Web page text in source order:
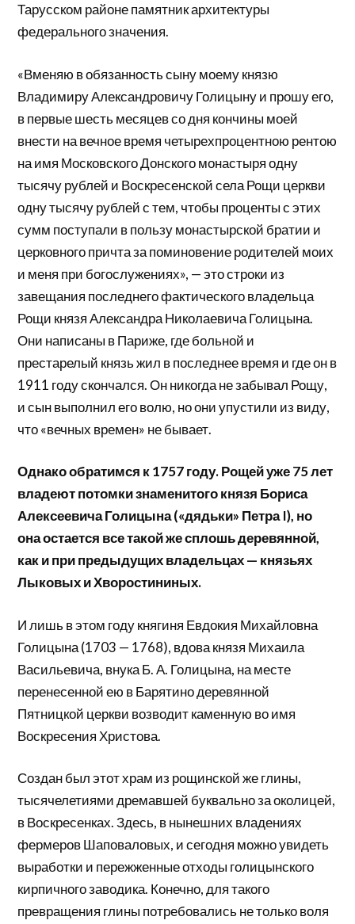
Тарусском районе памятник архитектуры
федерального значения.
«Вменяю в обязанность сыну моему князю
Владимиру Александровичу Голицыну и прошу его,
в первые шесть месяцев со дня кончины моей
внести на вечное время четырехпроцентною рентою
на имя Московского Донского монастыря одну
тысячу рублей и Воскресенской села Рощи церкви
одну тысячу рублей с тем, чтобы проценты с этих
сумм поступали в пользу монастырской братии и
церковного причта за поминовение родителей моих
и меня при богослужениях», — это строки из
завещания последнего фактического владельца
Рощи князя Александра Николаевича Голицына.
Они написаны в Париже, где больной и
престарелый князь жил в последнее время и где он в
1911 году скончался. Он никогда не забывал Рощу,
и сын выполнил его волю, но они упустили из виду,
что «вечных времен» не бывает.
Однако обратимся к 1757 году. Рощей уже 75 лет
владеют потомки знаменитого князя Бориса
Алексеевича Голицына («дядьки» Петра I), но
она остается все такой же сплошь деревянной,
как и при предыдущих владельцах — князьях
Лыковых и Хворостининых.
И лишь в этом году княгиня Евдокия Михайловна
Голицына (1703 — 1768), вдова князя Михаила
Васильевича, внука Б. А. Голицына, на месте
перенесенной ею в Барятино деревянной
Пятницкой церкви возводит каменную во имя
Воскресения Христова.
Создан был этот храм из рощинской же глины,
тысячелетиями дремавшей буквально за околицей,
в Воскресенках. Здесь, в нынешних владениях
фермеров Шаповаловых, и сегодня можно увидеть
выработки и пережженные отходы голицынского
кирпичного заводика. Конечно, для такого
превращения глины потребовались не только воля